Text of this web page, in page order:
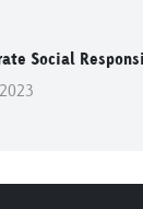
Social